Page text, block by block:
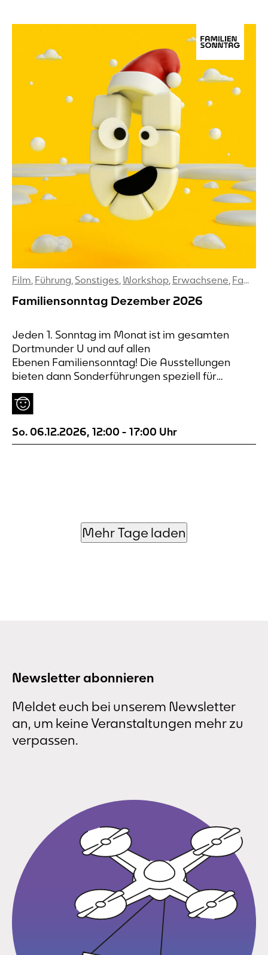
Film Führung Sonstiges Workshop Erwachsene Familien
Familiensonntag Dezember 2026
Jeden 1. Sonntag im Monat ist im gesamten
Dortmunder U und auf allen
Ebenen Familiensonntag! Die Ausstellungen
bieten dann Sonderführungen speziell für
jüngere und ältere Kinder an.
So. 06.12.2026, 12:00 - 17:00 Uhr
Mehr Tage laden
Newsletter abonnieren
Meldet euch bei unserem Newsletter
an, um keine Veranstaltungen mehr zu
verpassen.